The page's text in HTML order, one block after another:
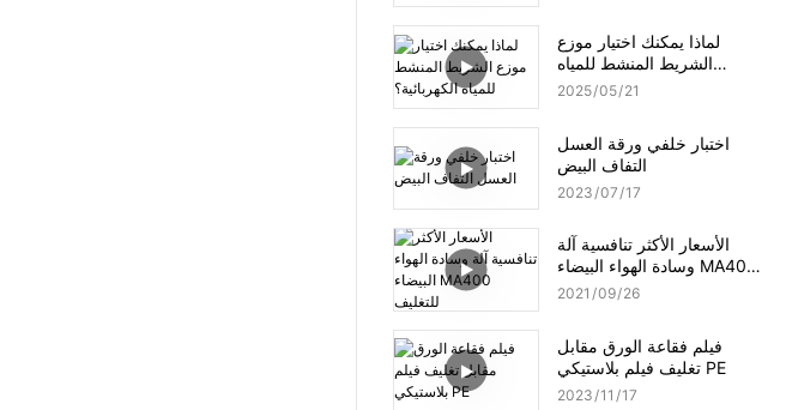
لماذا يمكنك اختيار موزع
الشريط المنشط للمياه
الكهربائية؟
2025 05 21
اختبار خلفي ورقة العسل
التفاف البيض
2023 07 17
الأسعار الأكثر تنافسية آلة
وسادة الهواء البيضاء MA400
للتغليف
2021 09 26
فيلم فقاعة الورق مقابل
تغليف فيلم بلاستيكي PE
2023 11 17